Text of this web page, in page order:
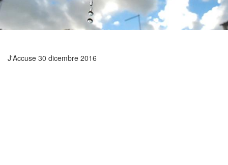
J'Accuse 30 dicembre 2016